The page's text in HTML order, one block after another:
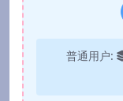
普通用户: